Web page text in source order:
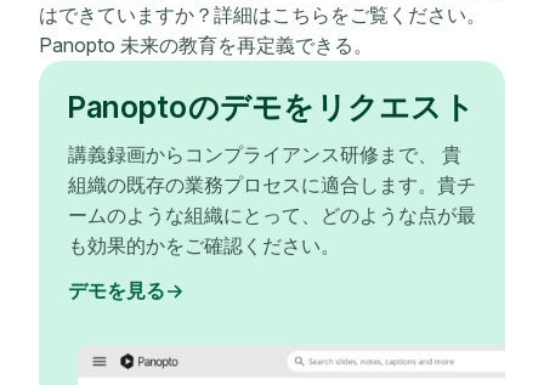
はできていますか？詳細はこちらをご覧ください。
Panopto 未来の教育を再定義できる。
Panoptoのデモをリクエスト
講義録画からコンプライアンス研修まで、 貴
組織の既存の業務プロセスに適合します。貴チ
ームのような組織にとって、どのような点が最
も効果的かをご確認ください。
デモを見る